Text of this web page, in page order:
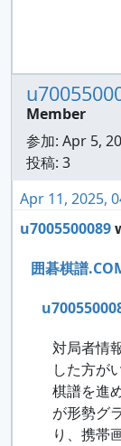
Member
参加: Apr 5,
投稿: 3
Apr 11, 2025,
u7005500089
囲碁棋譜
対局者情
した方が
棋譜を進
が形勢グ
り、携帯